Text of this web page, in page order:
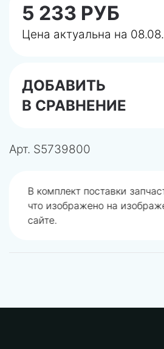
5 233 РУБ
Цена актуальна на
ДОБАВИТЬ
В СРАВНЕНИЕ
Арт. S5739800
В комплект поставки
что изображено на
сайте.